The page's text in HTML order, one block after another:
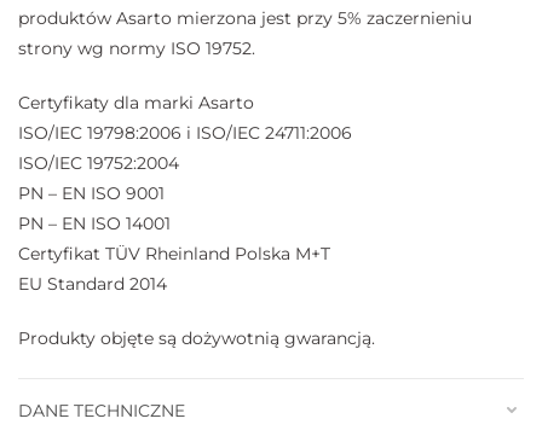
produktów Asarto mierzona jest przy 5% zaczernieniu
strony wg normy ISO 19752.
Certyfikaty dla marki Asarto
ISO/IEC 19798:2006 i ISO/IEC 24711:2006
ISO/IEC 19752:2004
PN – EN ISO 9001
PN – EN ISO 14001
Certyfikat TÜV Rheinland Polska M+T
EU Standard 2014
Produkty objęte są dożywotnią gwarancją.
DANE TECHNICZNE